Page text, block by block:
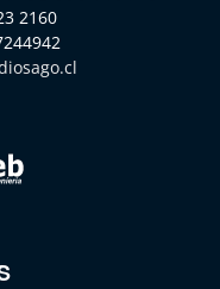
2160